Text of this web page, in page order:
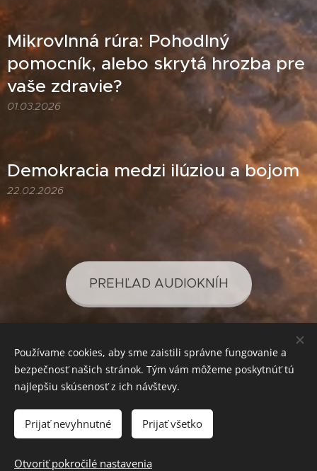
Mikrovlnná rúra: Pohodlný
pomocník, alebo skrytá hrozba pre
vaše zdravie?
01.03.2026
Demokracia medzi ilúziou a bojom
22.02.2026
PREHĽAD AUDIOKNÍH
PREHĽAD PODCASTOV
SVETLO PRE VAŠE POZNANIE
Používame cookies, aby sme zaistili správne fungovanie a
bezpečnosť našich stránok. Tým vám môžeme poskytnúť tú
najlepšiu skúsenosť z ich návštevy.
Prijať nevyhnutné Prijať všetko
Otvoriť pokročilé nastavenia